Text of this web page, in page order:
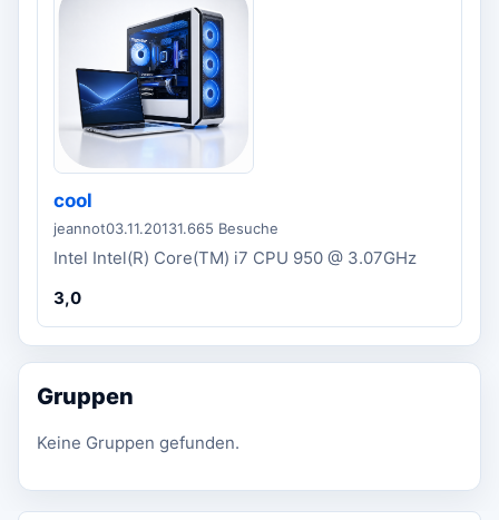
cool
jeannot03.11.20131.665 Besuche
Intel Intel(R) Core(TM) i7 CPU 950 @ 3.07GHz
3,0
Gruppen
Keine Gruppen gefunden.